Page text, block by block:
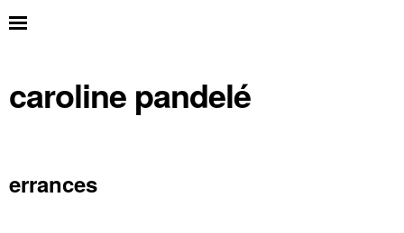
caroline pandelé
errances